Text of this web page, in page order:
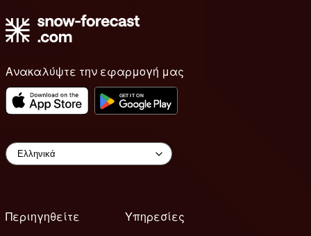
Ανακαλύψτε την εφαρμογή μας
Περιηγηθείτε
Υπηρεσίες